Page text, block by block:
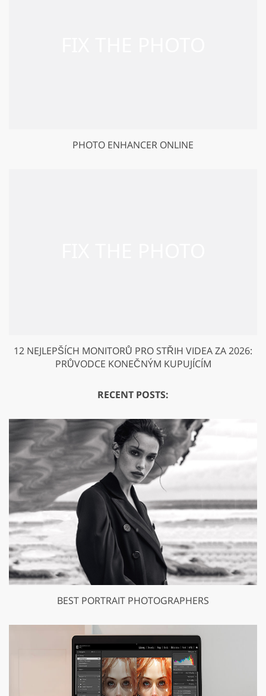
PHOTO ENHANCER ONLINE
12 NEJLEPŠÍCH MONITORŮ PRO STŘIH VIDEA ZA 2026:
PRŮVODCE KONEČNÝM KUPUJÍCÍM
RECENT POSTS:
BEST PORTRAIT PHOTOGRAPHERS